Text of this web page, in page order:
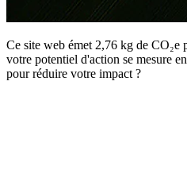
Ce site web émet 2,76 kg de
votre potentiel d'action se mesure
pour réduire votre impact ?